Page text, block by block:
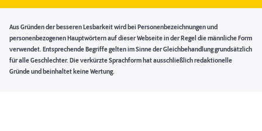
Aus Gründen der besseren Lesbarkeit wird bei Personenbezeichnungen und
personenbezogenen Hauptwörtern auf dieser Webseite in der Regel die männliche Form
verwendet. Entsprechende Begriffe gelten im Sinne der Gleichbehandlung grundsätzlich
für alle Geschlechter. Die verkürzte Sprachform hat ausschließlich redaktionelle
Gründe und beinhaltet keine Wertung.